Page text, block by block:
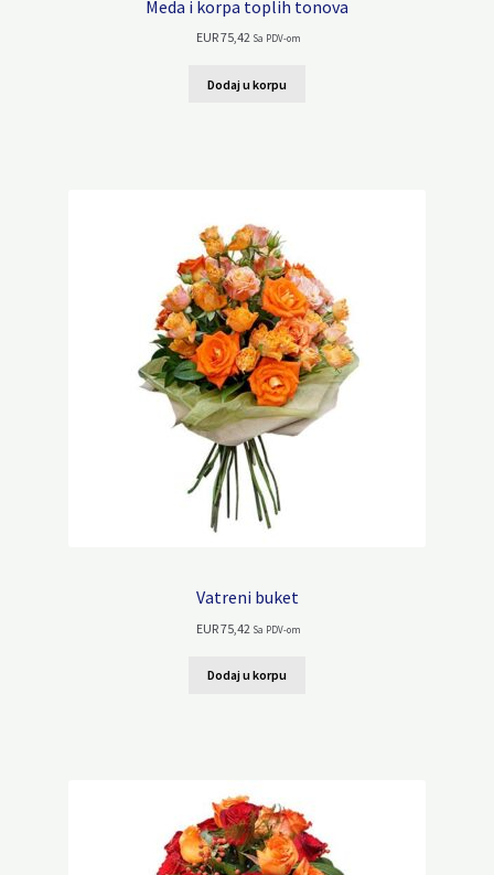
Meda i korpa toplih tonova
EUR75,42 Sa PDV-om
Dodaj u korpu
Vatreni buket
EUR75,42 Sa PDV-om
Dodaj u korpu